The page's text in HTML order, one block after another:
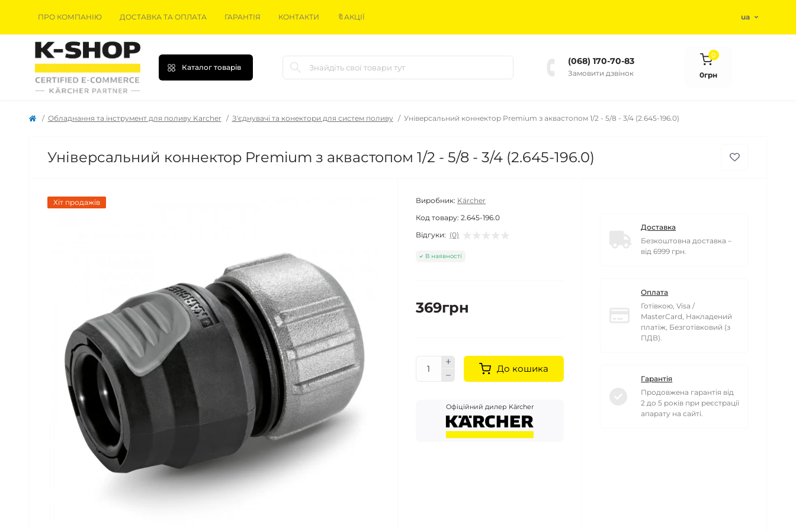
ПРО КОМПАНІЮ ДОСТАВКА ТА ОПЛАТА ГАРАНТІЯ КОНТАКТИ 🔖АКЦІЇ ua
Каталог товарів
(068) 170-70-83
Замовити дзвінок
0
0грн
Обладнання та інструмент для поливу Karcher З'єднувачі та конектори для систем поливу Універсальний коннектор Premium з аквастопом 1/2 - 5/8 - 3/4 (2.645-196.0)
Універсальний коннектор Premium з аквастопом 1/2 - 5/8 - 3/4 (2.645-196.0)
Хіт продажів Виробник: Kärcher
Код товару: 2.645-196.0
Відгуки: (0)
В наявності
369грн
До кошика
Офіційний дилер Kärcher
Доставка
Безкоштовна доставка –
від 6999 грн.
Оплата
Готівкою, Visa /
MasterCard, Накладений
платіж, Безготівковий (з
ПДВ).
Гарантія
Продовжена гарантія від
2 до 5 років при реєстрації
апарату на сайті.